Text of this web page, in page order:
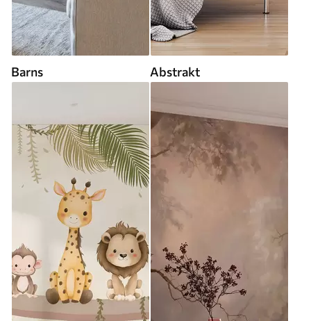
Barns Abstrakt